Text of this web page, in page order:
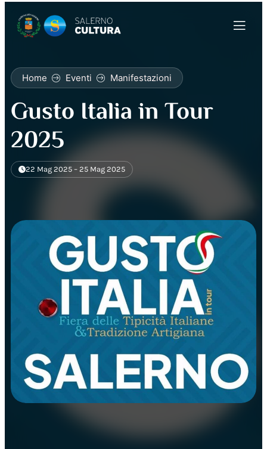
Home Eventi Manifestazioni
Gusto Italia in Tour
2025
22 Mag 2025 – 25 Mag 2025